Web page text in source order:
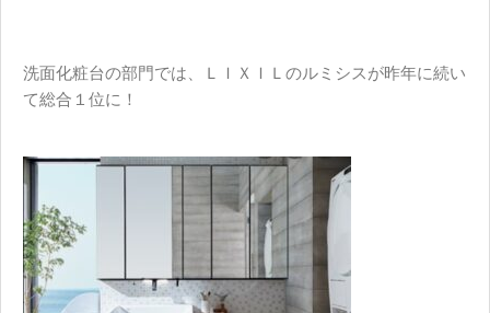
洗面化粧台の部門では、 ＬＩＸＩＬ のルミシス が昨年に続い
て総合１位に！